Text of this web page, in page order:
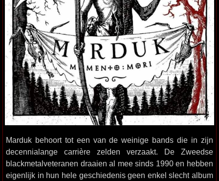
Marduk behoort tot een van de weinige bands die in zijn
decennialange carrière zelden verzaakt. De Zweedse
blackmetalveteranen draaien al mee sinds 1990 en hebben
eigenlijk in hun hele geschiedenis geen enkel slecht album